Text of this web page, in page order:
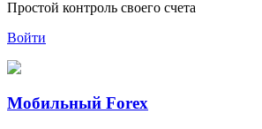
Простой контроль своего счета
Войти
Мобильный Forex